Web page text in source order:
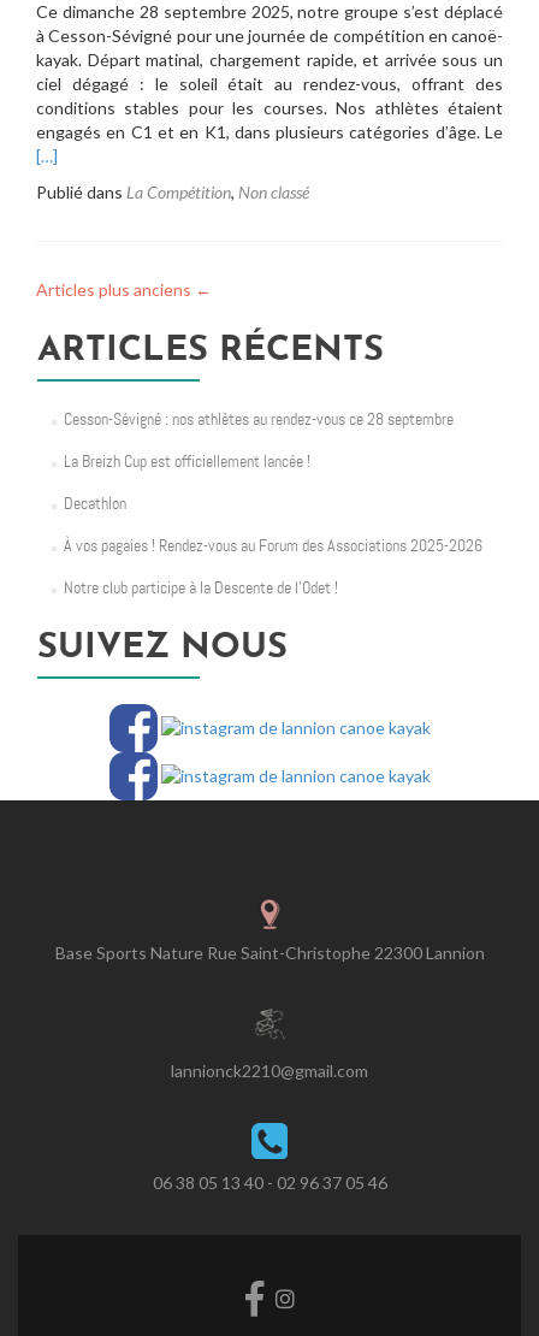
Ce dimanche 28 septembre 2025, notre groupe s’est déplacé
à Cesson-Sévigné pour une journée de compétition en canoë-
kayak. Départ matinal, chargement rapide, et arrivée sous un
ciel dégagé : le soleil était au rendez-vous, offrant des
conditions stables pour les courses. Nos athlètes étaient
engagés en C1 et en K1, dans plusieurs catégories d’âge. LeEn
[…]
Publié dans La Compétition, Non classé
Articles plus anciens ←
ARTICLES RÉCENTS
Cesson-Sévigné : nos athlètes au rendez-vous ce 28 septembre
La Breizh Cup est officiellement lancée !
Decathlon
À vos pagaies ! Rendez-vous au Forum des Associations 2025-2026
Notre club participe à la Descente de l’Odet !
SUIVEZ NOUS
Base Sports Nature Rue Saint-Christophe 22300 Lannion
lannionck2210@gmail.com
06 38 05 13 40 - 02 96 37 05 46
Lien
Facebook
Lien